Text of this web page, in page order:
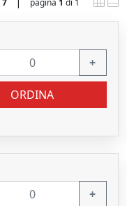
7 pagina 1 di 1
+
ORDINA
+